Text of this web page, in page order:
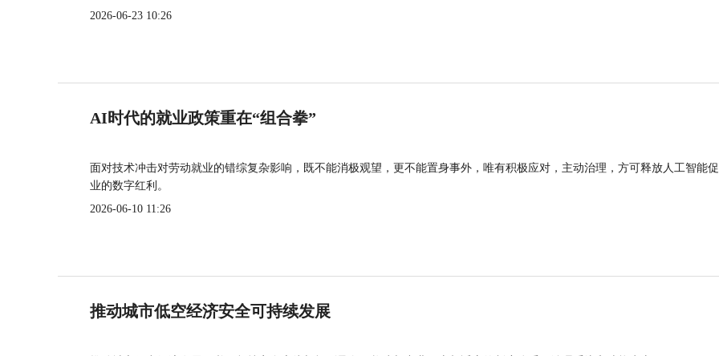
2026-06-23 10:26
AI时代的就业政策重在“组合拳”
面对技术冲击对劳动就业的错综复杂影响，既不能消极观望，更不能置身事外，唯有积极应对，主动治理，方可释放人工智能
业的数字红利。
2026-06-10 11:26
推动城市低空经济安全可持续发展